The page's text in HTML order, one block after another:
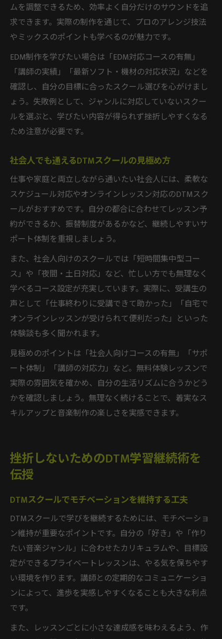
ムを調整できるため、効率よく自分だけのサウンドを追
求できます。実際の制作を通じて、プロのアレンジ技法
やミックスのポイントも学べるのが魅力です。
EDM制作を学びたい場合は「EDM対応コースの有無」
「講師の実績」「最新ソフト・機材の対応状況」などを
確認し、自分の目標に合ったスクール選びを心がけまし
ょう。失敗例として、ジャンルに対応していないスクー
ルを選ぶと、学びたい内容が得られず挫折しやすくなる
ため注意が必要です。
社会人でも通えるDTMスクールの見極め方
仕事や家庭と両立しながら通いたい社会人には、柔軟な
スケジュール対応やオンラインレッスン対応のDTMスク
ールがおすすめです。自分の都合に合わせてレッスン予
約ができるか、振替制度があるかなど、継続しやすいサ
ポート体制を重視しましょう。
また、社会人向けのスクールでは「短時間集中型コー
ス」や「夜間・土日対応」など、忙しい方でも無理なく
学べるコース設定が充実しています。実際に、受講生の
声として「仕事終わりに受講できて助かった」「自宅で
オンラインレッスンが受けられて便利だった」といった
体験談も多く聞かれます。
見極めのポイントは「社会人向けコースの有無」「サポ
ート体制」「講師の対応力」など。無料体験レッスンで
実際の雰囲気を確かめ、自分の生活リズムに合うかどう
かを確認しましょう。無理なく続けることで、着実なス
キルアップと音楽制作の楽しさを実感できます。
挫折しないためのDTM学習継続術を
伝授
DTMスクールでモチベーションを維持する工夫
DTMスクールで学びを継続するためには、モチベーショ
ン維持が重要なポイントです。自分の「好き」や「作り
たい音楽ジャンル」に合わせたカリキュラムや、目標設
定ができるプライベートレッスンは、やる気を保ちやす
い環境を作ります。講師との定期的なコミュニケーショ
ンによって、進歩を実感しやすくなることも大きな利点
です。
また、レッスンごとに小さな達成感を味わえるよう、作